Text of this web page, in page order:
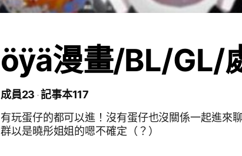
öÿä漫畫/BL/GL/
成員23 記事本117
有玩蛋仔的都可以進！沒有蛋仔也沒關係一起進來
群以是曉彤姐姐的嗯不確定（？）